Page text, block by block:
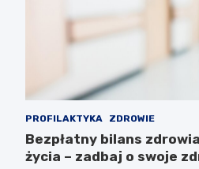
PROFILAKTYKA ZDROWIE
Bezpłatny bilans
życia – zadbaj o swoje